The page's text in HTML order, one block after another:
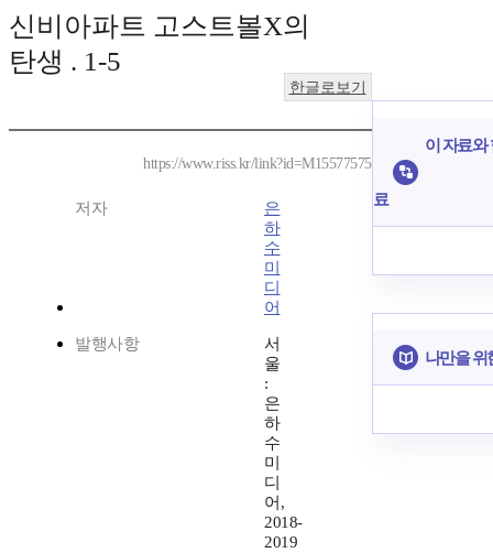
신비아파트 고스트볼X의
탄생 . 1-5
한글로보기
https://www.riss.kr/link?id=M15577575
저자
은
하
수
미
디
어
발행사항
서
울
:
은
하
수
미
디
어,
2018-
2019
이 자료와
료
나만을 위